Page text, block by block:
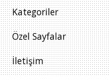
Kategoriler
Özel Sayfalar
İletişim